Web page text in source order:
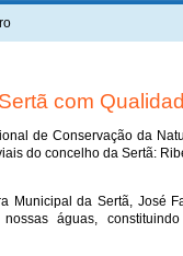
com
de Conservação da
do concelho da Sertã:
Municipal da Sertã, José
águas,